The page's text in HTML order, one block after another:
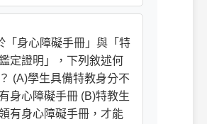
「身心障礙手冊」與「特
定證明」，下列敘述何
(A)學生具備特教身分不
身心障礙手冊 (B)特教生
有身心障礙手冊，才能